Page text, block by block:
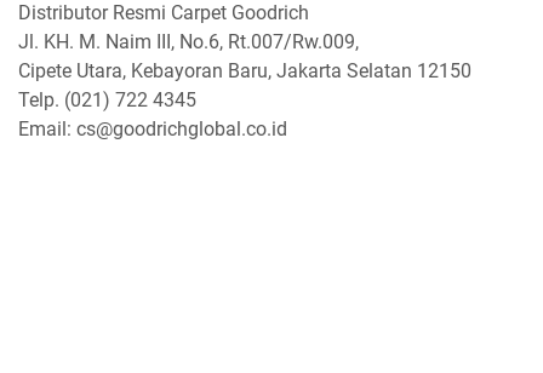
Distributor Resmi Carpet Goodrich
Jl. KH. M. Naim III, No.6, Rt.007/Rw.009,
Cipete Utara, Kebayoran Baru, Jakarta Selatan 12150
Telp. (021) 722 4345
Email: cs@goodrichglobal.co.id